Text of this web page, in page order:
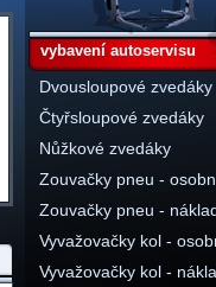
vybavení autoservisu
Dvousloupové zvedáky
Čtyřsloupové zvedáky
Nůžkové zvedáky
Zouvačky pneu -
Zouvačky pneu -
Vyvažovačky kol -
Vyvažovačky kol -